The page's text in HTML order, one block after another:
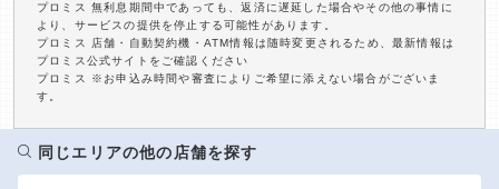
プロミス 無利息期間中であっても、返済に遅延した場合やその他の事情に
より、サービスの提供を停止する可能性があります。
プロミス 店舗・自動契約機・ATM情報は随時変更されるため、最新情報は
プロミス公式サイトをご確認ください
プロミス ※お申込み時間や審査によりご希望に添えない場合がございま
す。
同じエリアの他の店舗を探す